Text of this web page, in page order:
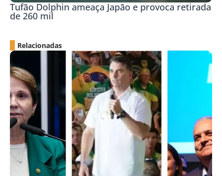
Tufão Dolphin ameaça Japão e provoca retirada
de 260 mil
Relacionadas